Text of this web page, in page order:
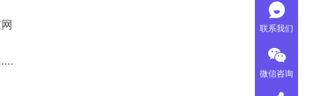
联系我们
微信咨询